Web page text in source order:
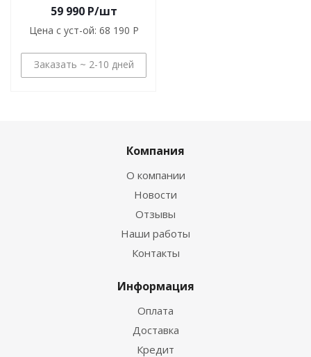
59 990P/шт
Цена с уст-ой: 68 190 P
Заказать ~ 2-10 дней
Компания
О компании
Новости
Отзывы
Наши работы
Контакты
Информация
Оплата
Доставка
Кредит